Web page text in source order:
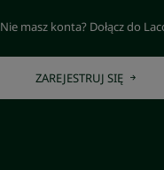
Nie masz konta? Dołącz do
ZAREJESTRUJ SIĘ